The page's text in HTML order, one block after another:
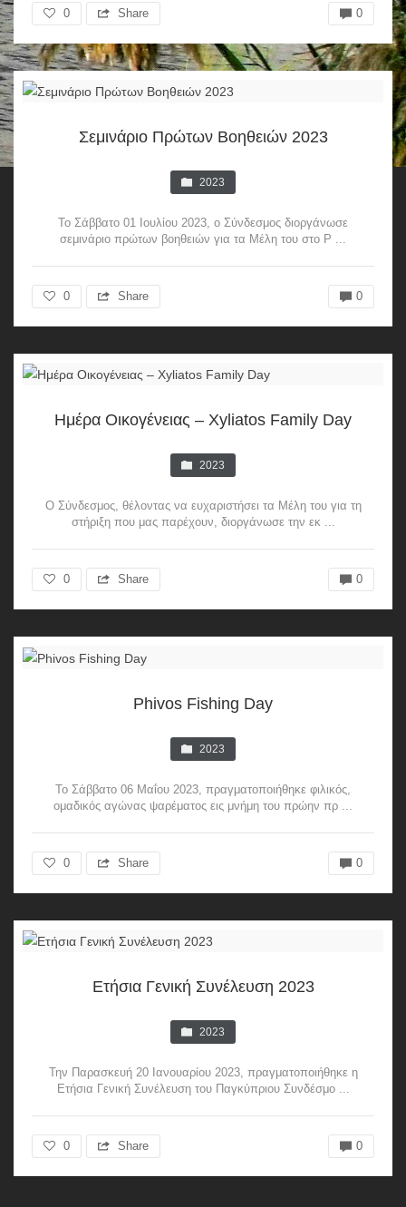
0 Share 0
Σεμινάριο Πρώτων Βοηθειών 2023
2023
Το Σάββατο 01 Ιουλίου 2023, ο Σύνδεσμος διοργάνωσε
σεμινάριο πρώτων βοηθειών για τα Μέλη του στο P ...
0 Share 0
Ημέρα Οικογένειας – Xyliatos Family Day
2023
Ο Σύνδεσμος, θέλοντας να ευχαριστήσει τα Μέλη του για τη
στήριξη που μας παρέχουν, διοργάνωσε την εκ ...
0 Share 0
Phivos Fishing Day
2023
Το Σάββατο 06 Μαΐου 2023, πραγματοποιήθηκε φιλικός,
ομαδικός αγώνας ψαρέματος εις μνήμη του πρώην πρ ...
0 Share 0
Ετήσια Γενική Συνέλευση 2023
2023
Την Παρασκευή 20 Ιανουαρίου 2023, πραγματοποιήθηκε η
Ετήσια Γενική Συνέλευση του Παγκύπριου Συνδέσμο ...
0 Share 0